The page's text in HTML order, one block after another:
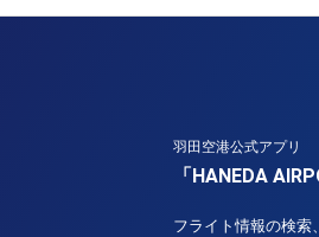
羽田空港公式アプリ
「HANEDA
フライト情報の検索